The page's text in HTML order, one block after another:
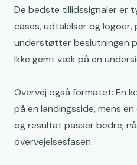
De bedste tillidssignaler er
cases, udtalelser og
understøtter beslutningen
Ikke gemt væk på en
Overvej også formatet: En
på en landingsside, mens
og resultat passer bedre,
overvejelsesfasen.